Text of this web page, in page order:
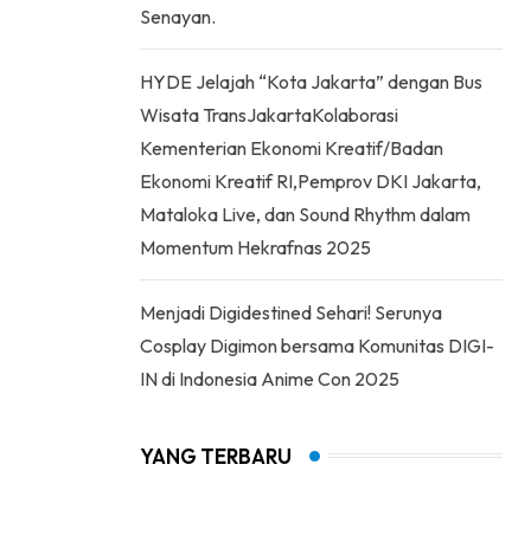
Senayan.
HYDE Jelajah “Kota Jakarta” dengan Bus
Wisata TransJakartaKolaborasi
Kementerian Ekonomi Kreatif/Badan
Ekonomi Kreatif RI,Pemprov DKI Jakarta,
Mataloka Live, dan Sound Rhythm dalam
Momentum Hekrafnas 2025
Menjadi Digidestined Sehari! Serunya
Cosplay Digimon bersama Komunitas DIGI-
IN di Indonesia Anime Con 2025
YANG TERBARU